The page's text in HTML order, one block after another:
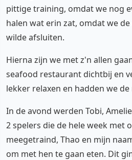
pittige training, omdat we nog
halen wat erin zat, omdat we
wilde afsluiten.
Hierna zijn we met z'n allen
seafood restaurant dichtbij en
lekker relaxen en hadden we
In de avond werden Tobi,
2 spelers die de hele week met
meegetraind, Thao en mijn
om met hen te gaan eten. Dit